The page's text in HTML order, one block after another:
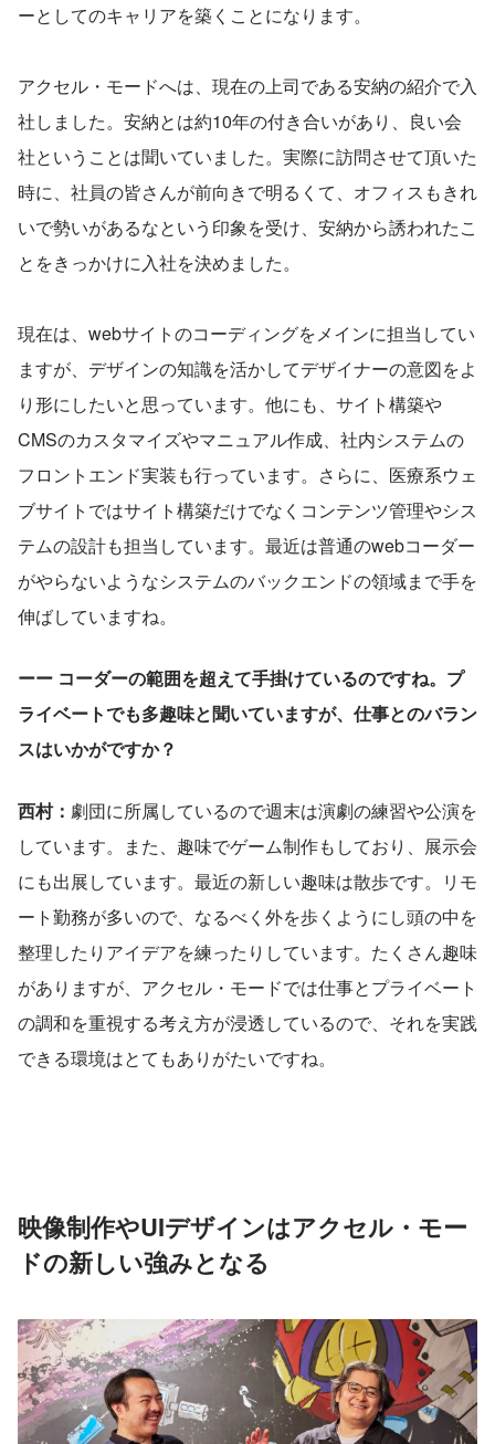
ーとしてのキャリアを築くことになります。
アクセル・モードへは、現在の上司である安納の紹介で入
社しました。安納とは約10年の付き合いがあり、良い会
社ということは聞いていました。実際に訪問させて頂いた
時に、社員の皆さんが前向きで明るくて、オフィスもきれ
いで勢いがあるなという印象を受け、安納から誘われたこ
とをきっかけに入社を決めました。
現在は、webサイトのコーディングをメインに担当してい
ますが、デザインの知識を活かしてデザイナーの意図をよ
り形にしたいと思っています。他にも、サイト構築や
CMSのカスタマイズやマニュアル作成、社内システムの
フロントエンド実装も行っています。さらに、医療系ウェ
ブサイトではサイト構築だけでなくコンテンツ管理やシス
テムの設計も担当しています。最近は普通のwebコーダー
がやらないようなシステムのバックエンドの領域まで手を
伸ばしていますね。
ーー コーダーの範囲を超えて手掛けているのですね。プ
ライベートでも多趣味と聞いていますが、仕事とのバラン
スはいかがですか？
西村： 劇団に所属しているので週末は演劇の練習や公演を
しています。また、趣味でゲーム制作もしており、展示会
にも出展しています。最近の新しい趣味は散歩です。リモ
ート勤務が多いので、なるべく外を歩くようにし頭の中を
整理したりアイデアを練ったりしています。たくさん趣味
がありますが、アクセル・モードでは仕事とプライベート
の調和を重視する考え方が浸透しているので、それを実践
できる環境はとてもありがたいですね。
映像制作やUIデザインはアクセル・モー
ドの新しい強みとなる